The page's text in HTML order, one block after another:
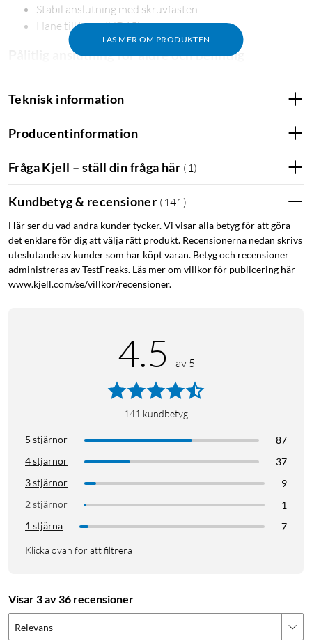
LÄS MER OM PRODUKTEN
Stabil anslutning med skruvfästen
Hane till hane (HD15)
Pålitlig anslutning för äldre och befintlig
VGA är fortfarande vanligt i många miljöer, särskilt på äldre
datorer, skärmar och projektorer. Den här kabeln ger en stabil
och konsekvent bildöverföring och passar utmärkt när HDMI
eller DisplayPort inte är ett alternativ.
Mindre störningar, jämnare bild
Den dubbelskärmade konstruktionen i kombination med
ferritkärnor minskar risken för störningar från omgivande
elektronik. Det bidrar till en renare signal och jämnare bild,
även vid längre avstånd mellan enheterna.
Säker montering för fast installation
klassrum där anslutningen inte ska råka lossna.
Anslutning: VGA hane till VGA hane (HD15)
Ferritkärnor: Ja
VGA
Teknisk information
Producentinformation
Fråga Kjell – ställ din fråga här ( 1 )
Kundbetyg & recensioner ( 141 )
Här ser du vad andra kunder tycker. Vi visar alla betyg för att göra
det enklare för dig att välja rätt produkt. Recensionerna nedan skrivs
uteslutande av kunder som har köpt varan. Betyg och recensioner
administreras av TestFreaks. Läs mer om villkor för publicering här
www.kjell.com/se/villkor/recensioner.
4.5 av 5
141 kundbetyg
5 stjärnor
87
4 stjärnor
37
3 stjärnor
9
2 stjärnor
1
1 stjärna
7
Klicka ovan för att filtrera
Visar 3 av 36 recensioner
Relevans